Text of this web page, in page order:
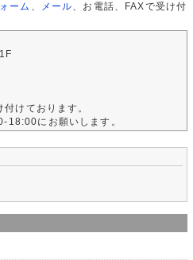
ーム メール 、お電話、FAXで受け付
けております。
18:00にお願いします。